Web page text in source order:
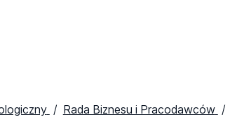
Rada Biznesu i Pracodawców